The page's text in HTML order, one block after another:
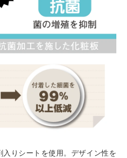
入りシートを使用。デザイン性を